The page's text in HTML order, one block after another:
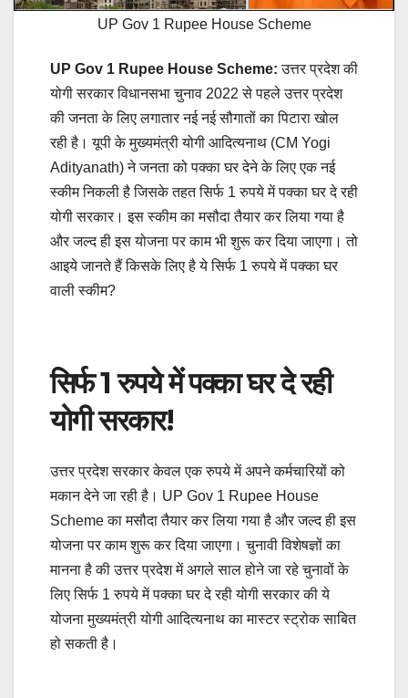
UP Gov 1 Rupee House Scheme
UP Gov 1 Rupee House Scheme: उत्तर प्रदेश की
योगी सरकार विधानसभा चुनाव 2022 से पहले उत्तर प्रदेश
की जनता के लिए लगातार नई नई सौगातों का पिटारा खोल
रही है। यूपी के मुख्यमंत्री योगी आदित्यनाथ (CM Yogi
Adityanath) ने जनता को पक्का घर देने के लिए एक नई
स्कीम निकली है जिसके तहत सिर्फ 1 रुपये में पक्का घर दे रही
योगी सरकार। इस स्कीम का मसौदा तैयार कर लिया गया है
और जल्द ही इस योजना पर काम भी शुरू कर दिया जाएगा। तो
आइये जानते हैं किसके लिए है ये सिर्फ 1 रुपये में पक्का घर
वाली स्कीम?
सिर्फ 1 रुपये में पक्का घर दे रही
योगी सरकार!
उत्तर प्रदेश सरकार केवल एक रुपये में अपने कर्मचारियों को
मकान देने जा रही है। UP Gov 1 Rupee House
Scheme का मसौदा तैयार कर लिया गया है और जल्द ही इस
योजना पर काम शुरू कर दिया जाएगा। चुनावी विशेषज्ञों का
मानना है की उत्तर प्रदेश में अगले साल होने जा रहे चुनावों के
लिए सिर्फ 1 रुपये में पक्का घर दे रही योगी सरकार की ये
योजना मुख्यमंत्री योगी आदित्यनाथ का मास्टर स्ट्रोक साबित
हो सकती है।